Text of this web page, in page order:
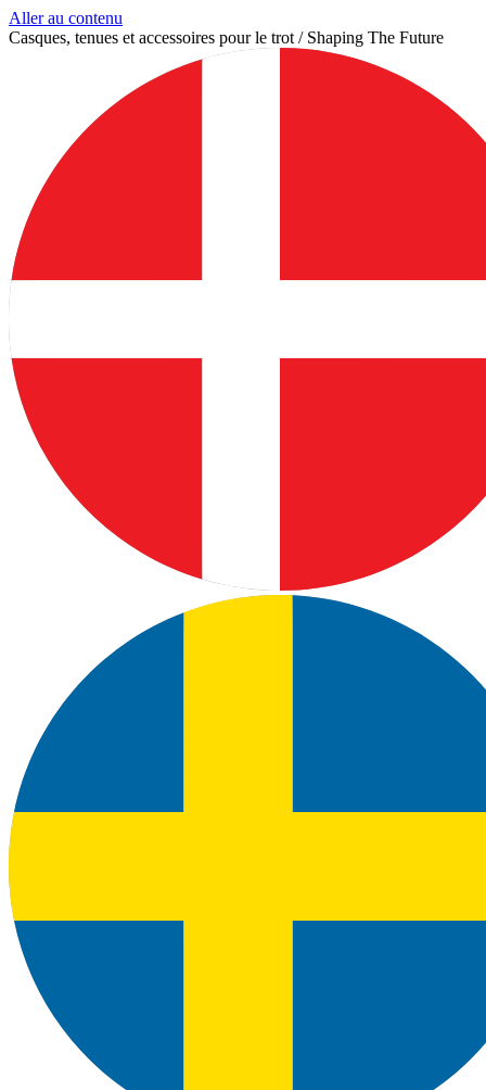
Aller au contenu
Casques, tenues et accessoires pour le trot / Shaping The Future